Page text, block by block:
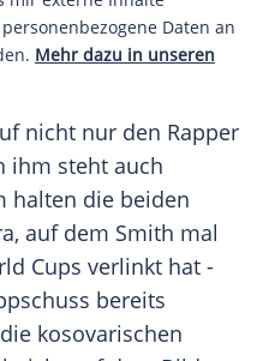
Daten an
Mehr dazu in unseren
nicht nur den Rapper
ihm steht auch
halten die beiden
auf dem Smith mal
Cups verlinkt hat -
bereits
kosovarischen